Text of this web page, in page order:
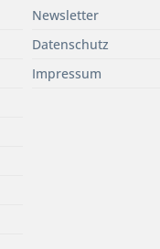
Newsletter
Datenschutz
Impressum